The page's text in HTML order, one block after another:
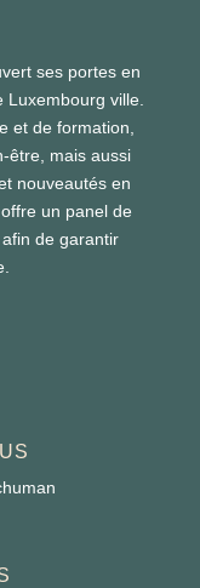
ses portes en
Luxembourg ville.
et de formation,
être, mais aussi
nouveautés en
un panel de
de garantir